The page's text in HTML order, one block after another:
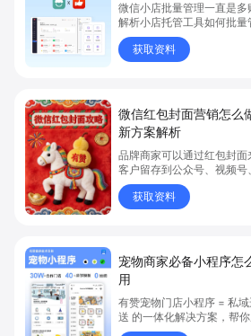
微信小店批量管理一直是
解析小店托管工具如何批
多账号微信小店。通过智能
销玩法，全面提升门店管理
量管理、高效托管的实用方
获取资料
微信红包封面营销怎
新方案解析
品牌商家可以通过红包封
客户留存到公众号、视频
获取资料
宠物商家必备小程序怎
用
有赞宠物门店小程序 = 私
送 的一体化解决方案，帮你